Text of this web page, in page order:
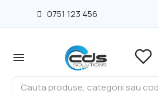
0751 123 456